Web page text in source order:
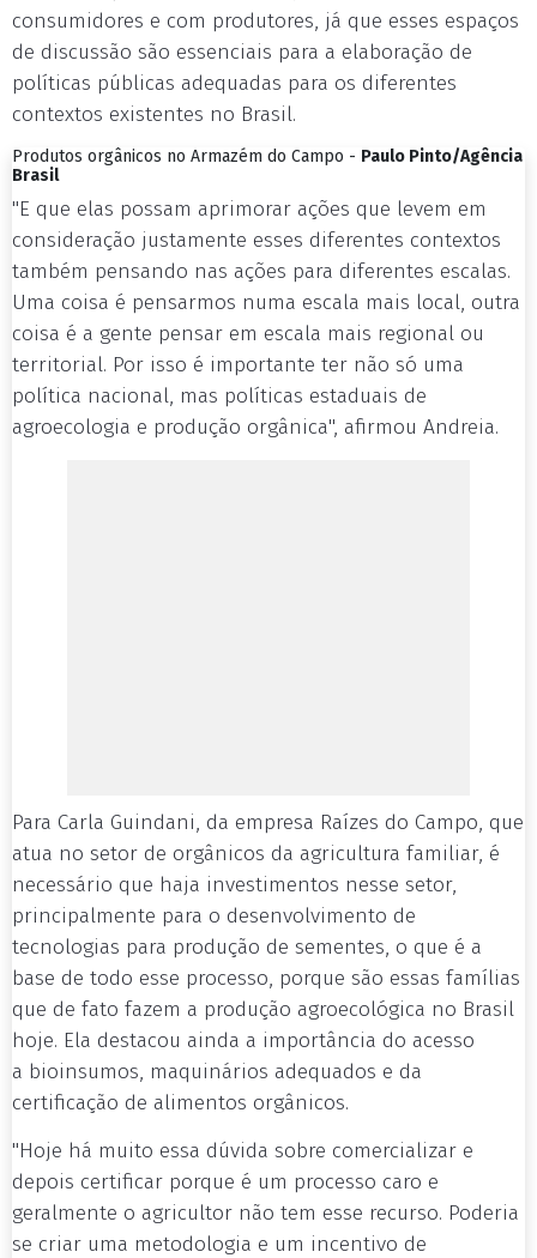
consumidores e com produtores, já que esses espaços
de discussão são essenciais para a elaboração de
políticas públicas adequadas para os diferentes
contextos existentes no Brasil.
Produtos orgânicos no Armazém do Campo - Paulo Pinto/Agência
Brasil
"E que elas possam aprimorar ações que levem em
consideração justamente esses diferentes contextos
também pensando nas ações para diferentes escalas.
Uma coisa é pensarmos numa escala mais local, outra
coisa é a gente pensar em escala mais regional ou
territorial. Por isso é importante ter não só uma
política nacional, mas políticas estaduais de
agroecologia e produção orgânica", afirmou Andreia.
Para Carla Guindani, da empresa Raízes do Campo, que
atua no setor de orgânicos da agricultura familiar, é
necessário que haja investimentos nesse setor,
principalmente para o desenvolvimento de
tecnologias para produção de sementes, o que é a
base de todo esse processo, porque são essas famílias
que de fato fazem a produção agroecológica no Brasil
hoje. Ela destacou ainda a importância do acesso
a bioinsumos, maquinários adequados e da
certificação de alimentos orgânicos.
"Hoje há muito essa dúvida sobre comercializar e
depois certificar porque é um processo caro e
geralmente o agricultor não tem esse recurso. Poderia
se criar uma metodologia e um incentivo de